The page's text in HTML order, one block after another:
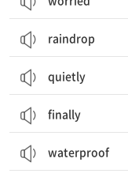
raindrop
quietly
finally
waterproof